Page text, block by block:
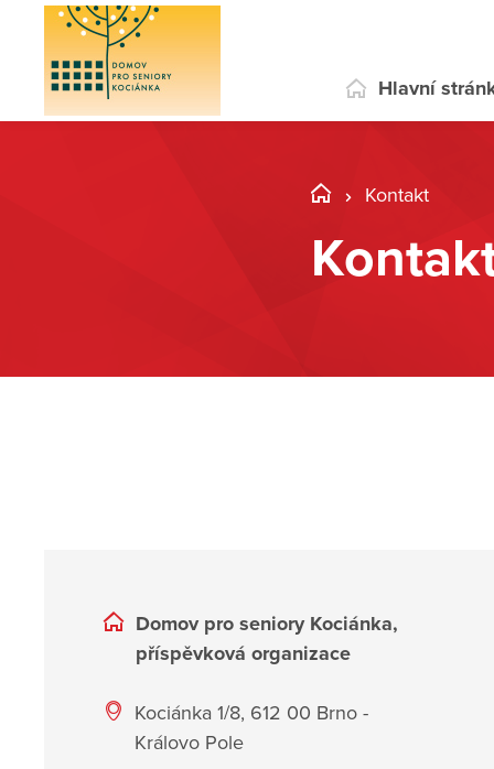
Hlavní
Kontakt
Domov pro seniory Kociánka,
příspěvková organizace
Kociánka 1/8, 612 00 Brno -
Královo Pole